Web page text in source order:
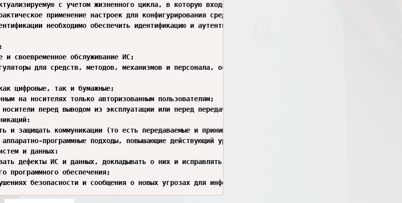
необходимо обеспечить идентификацию и аутентификацию пользователей ИС, процессов,
и данных:
безопасности и сообщения о новых угрозах для информационной системы и должным образом